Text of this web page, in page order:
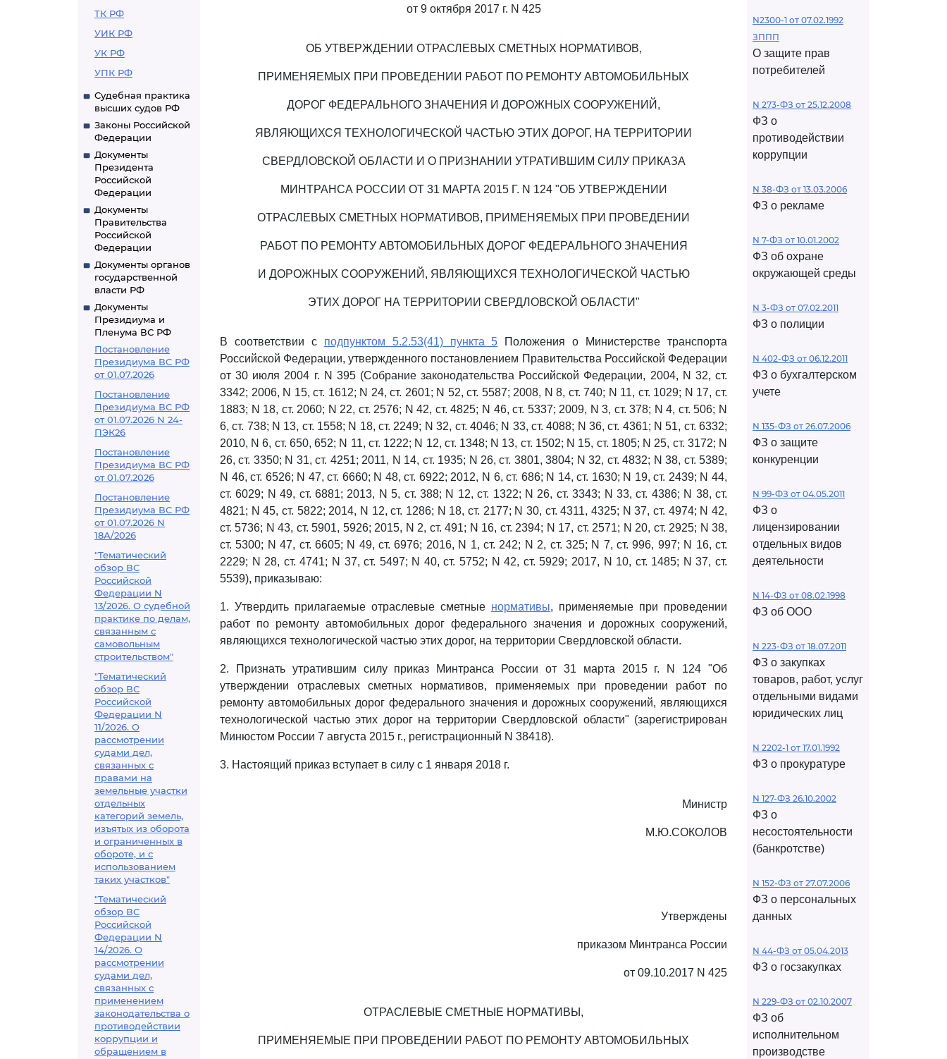
ТК РФ
УИК РФ
УК РФ
УПК РФ
Судебная практика
высших судов РФ
Законы Российской
Федерации
Документы
Президента
Российской
Федерации
Документы
Правительства
Российской
Федерации
Документы органов
государственной
власти РФ
Документы
Президиума и
Пленума ВС РФ
Постановление
Президиума ВС РФ
от 01.07.2026
Постановление
Президиума ВС РФ
от 01.07.2026 N 24-
ПЭК26
Постановление
Президиума ВС РФ
от 01.07.2026
Постановление
Президиума ВС РФ
от 01.07.2026 N
18А/2026
"Тематический
обзор ВС
Российской
Федерации N
13/2026. О судебной
практике по делам,
связанным с
самовольным
строительством"
"Тематический
обзор ВС
Российской
Федерации N
11/2026. О
рассмотрении
судами дел,
связанных с
правами на
земельные участки
отдельных
категорий земель,
изъятых из оборота
и ограниченных в
обороте, и с
использованием
таких участков"
"Тематический
обзор ВС
Российской
Федерации N
14/2026. О
рассмотрении
судами дел,
связанных с
применением
законодательства о
противодействии
коррупции и
обращением в
от 9 октября 2017 г. N 425
ОБ УТВЕРЖДЕНИИ ОТРАСЛЕВЫХ СМЕТНЫХ НОРМАТИВОВ,
ПРИМЕНЯЕМЫХ ПРИ ПРОВЕДЕНИИ РАБОТ ПО РЕМОНТУ АВТОМОБИЛЬНЫХ
ДОРОГ ФЕДЕРАЛЬНОГО ЗНАЧЕНИЯ И ДОРОЖНЫХ СООРУЖЕНИЙ,
ЯВЛЯЮЩИХСЯ ТЕХНОЛОГИЧЕСКОЙ ЧАСТЬЮ ЭТИХ ДОРОГ, НА ТЕРРИТОРИИ
СВЕРДЛОВСКОЙ ОБЛАСТИ И О ПРИЗНАНИИ УТРАТИВШИМ СИЛУ ПРИКАЗА
МИНТРАНСА РОССИИ ОТ 31 МАРТА 2015 Г. N 124 "ОБ УТВЕРЖДЕНИИ
ОТРАСЛЕВЫХ СМЕТНЫХ НОРМАТИВОВ, ПРИМЕНЯЕМЫХ ПРИ ПРОВЕДЕНИИ
РАБОТ ПО РЕМОНТУ АВТОМОБИЛЬНЫХ ДОРОГ ФЕДЕРАЛЬНОГО ЗНАЧЕНИЯ
И ДОРОЖНЫХ СООРУЖЕНИЙ, ЯВЛЯЮЩИХСЯ ТЕХНОЛОГИЧЕСКОЙ ЧАСТЬЮ
ЭТИХ ДОРОГ НА ТЕРРИТОРИИ СВЕРДЛОВСКОЙ ОБЛАСТИ"
В соответствии с подпунктом 5.2.53(41) пункта 5 Положения о Министерстве транспорта
Российской Федерации, утвержденного постановлением Правительства Российской Федерации
от 30 июля 2004 г. N 395 (Собрание законодательства Российской Федерации, 2004, N 32, ст.
3342; 2006, N 15, ст. 1612; N 24, ст. 2601; N 52, ст. 5587; 2008, N 8, ст. 740; N 11, ст. 1029; N 17, ст.
1883; N 18, ст. 2060; N 22, ст. 2576; N 42, ст. 4825; N 46, ст. 5337; 2009, N 3, ст. 378; N 4, ст. 506; N
6, ст. 738; N 13, ст. 1558; N 18, ст. 2249; N 32, ст. 4046; N 33, ст. 4088; N 36, ст. 4361; N 51, ст. 6332;
2010, N 6, ст. 650, 652; N 11, ст. 1222; N 12, ст. 1348; N 13, ст. 1502; N 15, ст. 1805; N 25, ст. 3172; N
26, ст. 3350; N 31, ст. 4251; 2011, N 14, ст. 1935; N 26, ст. 3801, 3804; N 32, ст. 4832; N 38, ст. 5389;
N 46, ст. 6526; N 47, ст. 6660; N 48, ст. 6922; 2012, N 6, ст. 686; N 14, ст. 1630; N 19, ст. 2439; N 44,
ст. 6029; N 49, ст. 6881; 2013, N 5, ст. 388; N 12, ст. 1322; N 26, ст. 3343; N 33, ст. 4386; N 38, ст.
4821; N 45, ст. 5822; 2014, N 12, ст. 1286; N 18, ст. 2177; N 30, ст. 4311, 4325; N 37, ст. 4974; N 42,
ст. 5736; N 43, ст. 5901, 5926; 2015, N 2, ст. 491; N 16, ст. 2394; N 17, ст. 2571; N 20, ст. 2925; N 38,
ст. 5300; N 47, ст. 6605; N 49, ст. 6976; 2016, N 1, ст. 242; N 2, ст. 325; N 7, ст. 996, 997; N 16, ст.
2229; N 28, ст. 4741; N 37, ст. 5497; N 40, ст. 5752; N 42, ст. 5929; 2017, N 10, ст. 1485; N 37, ст.
5539), приказываю:
1. Утвердить прилагаемые отраслевые сметные нормативы, применяемые при проведении
работ по ремонту автомобильных дорог федерального значения и дорожных сооружений,
являющихся технологической частью этих дорог, на территории Свердловской области.
2. Признать утратившим силу приказ Минтранса России от 31 марта 2015 г. N 124 "Об
утверждении отраслевых сметных нормативов, применяемых при проведении работ по
ремонту автомобильных дорог федерального значения и дорожных сооружений, являющихся
технологической частью этих дорог на территории Свердловской области" (зарегистрирован
Минюстом России 7 августа 2015 г., регистрационный N 38418).
3. Настоящий приказ вступает в силу с 1 января 2018 г.
Министр
М.Ю.СОКОЛОВ
Утверждены
приказом Минтранса России
от 09.10.2017 N 425
ОТРАСЛЕВЫЕ СМЕТНЫЕ НОРМАТИВЫ,
ПРИМЕНЯЕМЫЕ ПРИ ПРОВЕДЕНИИ РАБОТ ПО РЕМОНТУ АВТОМОБИЛЬНЫХ
N2300-1 от 07.02.1992
ЗППП
О защите прав
потребителей
N 273-ФЗ от 25.12.2008
ФЗ о
противодействии
коррупции
N 38-ФЗ от 13.03.2006
ФЗ о рекламе
N 7-ФЗ от 10.01.2002
ФЗ об охране
окружающей среды
N 3-ФЗ от 07.02.2011
ФЗ о полиции
N 402-ФЗ от 06.12.2011
ФЗ о бухгалтерском
учете
N 135-ФЗ от 26.07.2006
ФЗ о защите
конкуренции
N 99-ФЗ от 04.05.2011
ФЗ о
лицензировании
отдельных видов
деятельности
N 14-ФЗ от 08.02.1998
ФЗ об ООО
N 223-ФЗ от 18.07.2011
ФЗ о закупках
товаров, работ, услуг
отдельными видами
юридических лиц
N 2202-1 от 17.01.1992
ФЗ о прокуратуре
N 127-ФЗ 26.10.2002
ФЗ о
несостоятельности
(банкротстве)
N 152-ФЗ от 27.07.2006
ФЗ о персональных
данных
N 44-ФЗ от 05.04.2013
ФЗ о госзакупках
N 229-ФЗ от 02.10.2007
ФЗ об
исполнительном
производстве